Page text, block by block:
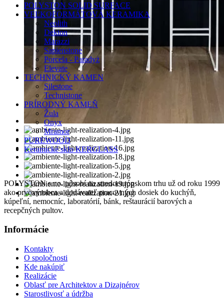
POLYSTON SOLID SURFACE
VEĽKOFORMÁTOVÁ KERAMIKA
Neolith
Dekton
Marazzi
Sapienstone
Porcela - Paradyż
Elevate
TECHNICKÝ KAMEN
Silestone
Technistone
PRÍRODNÝ KAMEŇ
Žula
Onyx
Mramor
PUREWOOD
Keramické sklo KERGLASS
POLYSTON s.r.o. pôsobí na stredoeurópskom trhu už od roku 1999
ako prvovýrobca a dodávateľ pracovných dosiek do kuchýň,
kúpeľní, nemocníc, laboratórií, bánk, reštaurácií barových a
recepčných pultov.
Informácie
Kontakty
O spoločnosti
Kde nakúpiť
Realizácie
Oblasť pre Architektov a Dizajnérov
Starostlivosť a údržba